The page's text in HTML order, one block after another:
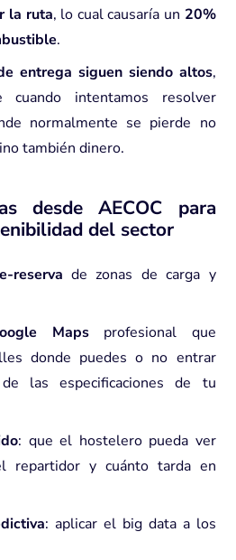
la ruta, lo cual causaría un 20%
.
entrega siguen siendo altos,
cuando intentamos resolver
normalmente se pierde no
también dinero.
desdeAECOC para
del sector
reserva de zonas de carga y
Mapsprofesional que
donde puedes o no entrar
de las especificaciones de tu
: que el hostelero pueda ver
repartidor y cuánto tarda en
: aplicar el big data a los